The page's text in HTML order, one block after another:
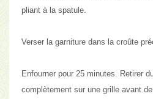
pliant à la spatule.
Verser la garniture dans la croûte
Enfourner pour 25 minutes. Retirer
complètement sur une grille avant